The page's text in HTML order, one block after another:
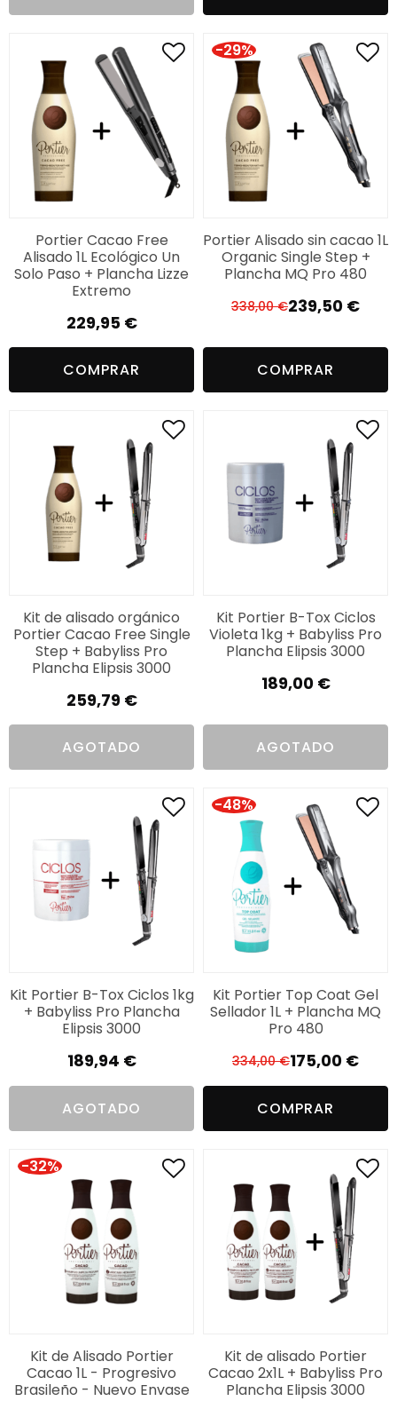
Portier Cacao Free
Alisado 1L Ecológico Un
Solo Paso + Plancha Lizze
Extremo
229,95 €
COMPRAR
-29%
Portier Alisado sin cacao 1L
Organic Single Step +
Plancha MQ Pro 480
338,00€ El
era:
239,50 €
El
es:
COMPRAR
Kit de alisado orgánico
Portier Cacao Free Single
Step + Babyliss Pro
Plancha Elipsis 3000
259,79 €
AGOTADO
Kit Portier B-Tox Ciclos
Violeta 1kg + Babyliss Pro
Plancha Elipsis 3000
189,00 €
AGOTADO
Kit Portier B-Tox Ciclos 1kg
+ Babyliss Pro Plancha
Elipsis 3000
189,94 €
AGOTADO
-48%
Kit Portier Top Coat Gel
Sellador 1L + Plancha MQ
Pro 480
334,00€ El
precio
original
era:
334,00 €.
175,00 €
El
precio
actual
es:
175,00 €.
COMPRAR
-32%
Kit de Alisado Portier
Cacao 1L - Progresivo
Brasileño - Nuevo Envase
Kit de alisado Portier
Cacao 2x1L + Babyliss Pro
Plancha Elipsis 3000